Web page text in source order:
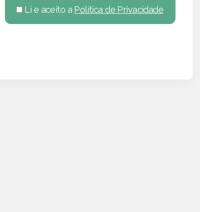
Li e aceito a Política de Privacidade